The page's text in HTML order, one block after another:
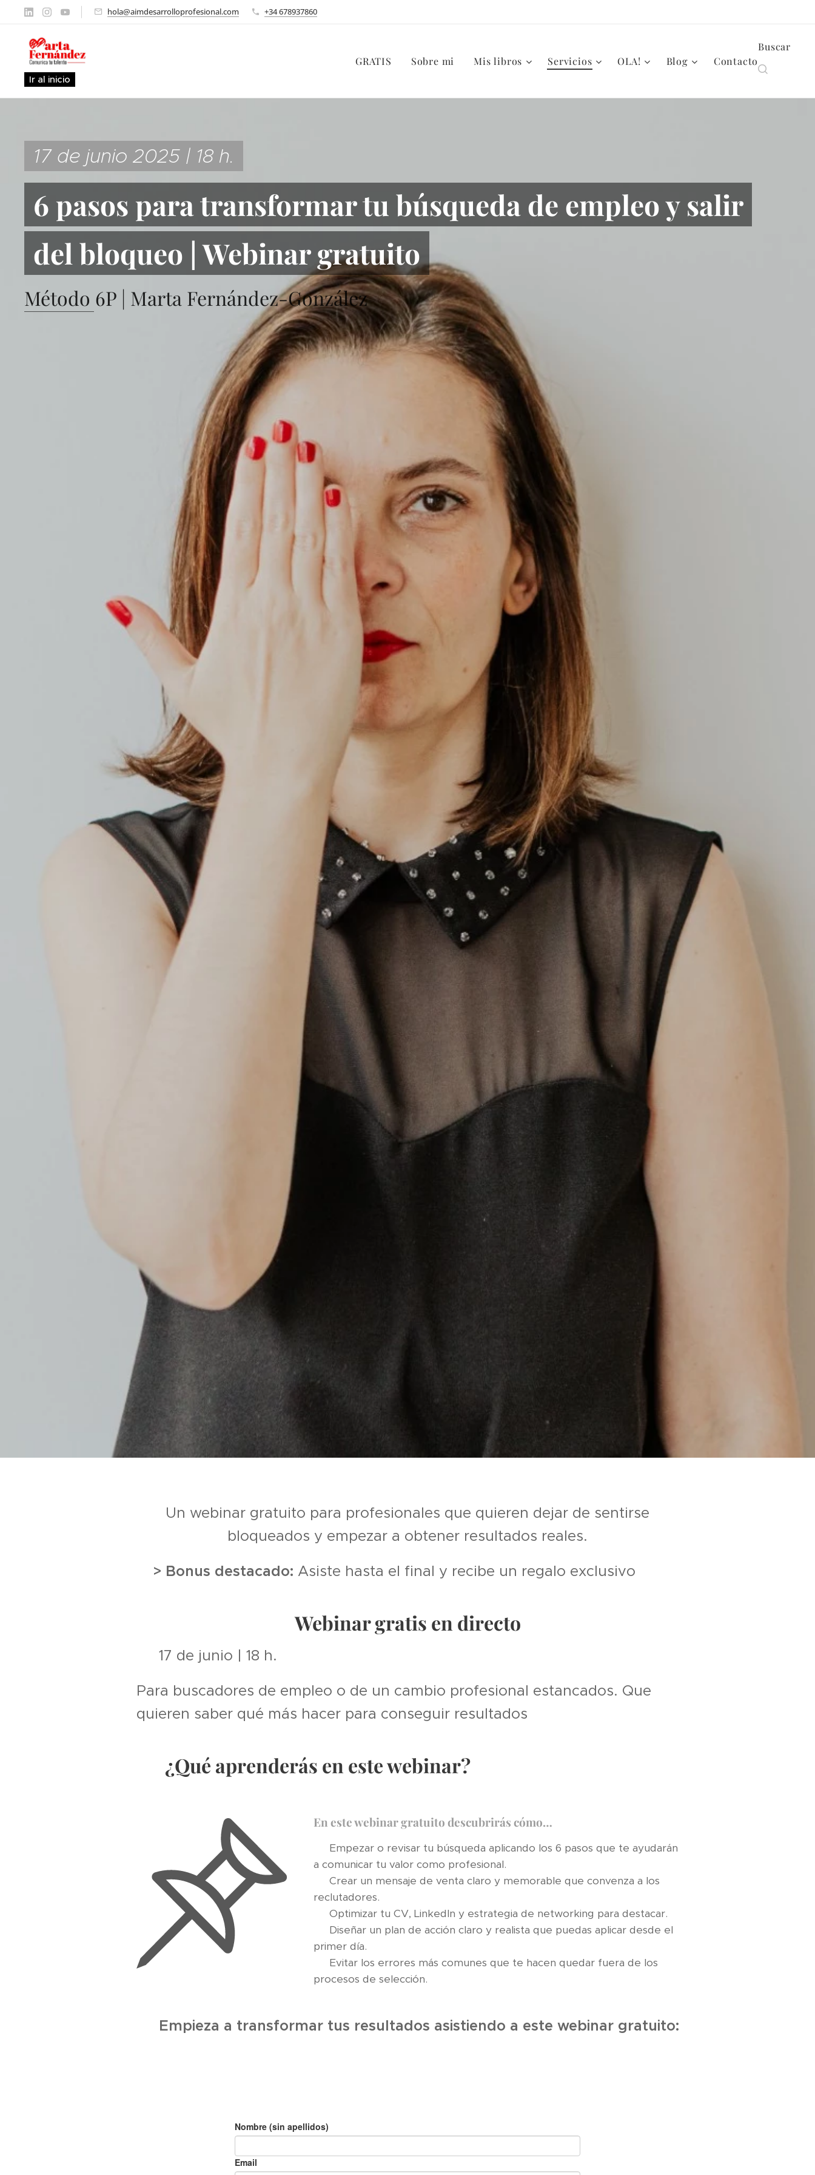
hola@aimdesarrolloprofesional.com +34 678937860
Ir al inicio
GRATIS Sobre mi Mis libros Servicios OLA! Blog Contacto
Buscar
17 de junio 2025 | 18 h.
6 pasos para transformar tu búsqueda de empleo y salir
del bloqueo | Webinar gratuito
Método 6P | Marta Fernández-González
Un webinar gratuito para profesionales que quieren dejar de sentirse
bloqueados y empezar a obtener resultados reales.
> Bonus destacado: Asiste hasta el final y recibe un regalo exclusivo 🎁
Webinar gratis en directo
🗓️ 17 de junio | 18 h.
Para buscadores de empleo o de un cambio profesional estancados. Que
quieren saber qué más hacer para conseguir resultados
🧭 ¿Qué aprenderás en este webinar?
En este webinar gratuito descubrirás cómo…
✅ Empezar o revisar tu búsqueda aplicando los 6 pasos que te ayudarán
a comunicar tu valor como profesional.
✅ Crear un mensaje de venta claro y memorable que convenza a los
reclutadores.
✅ Optimizar tu CV, LinkedIn y estrategia de networking para destacar.
✅ Diseñar un plan de acción claro y realista que puedas aplicar desde el
primer día.
✅ Evitar los errores más comunes que te hacen quedar fuera de los
procesos de selección.
🔴 Empieza a transformar tus resultados asistiendo a este webinar gratuito: